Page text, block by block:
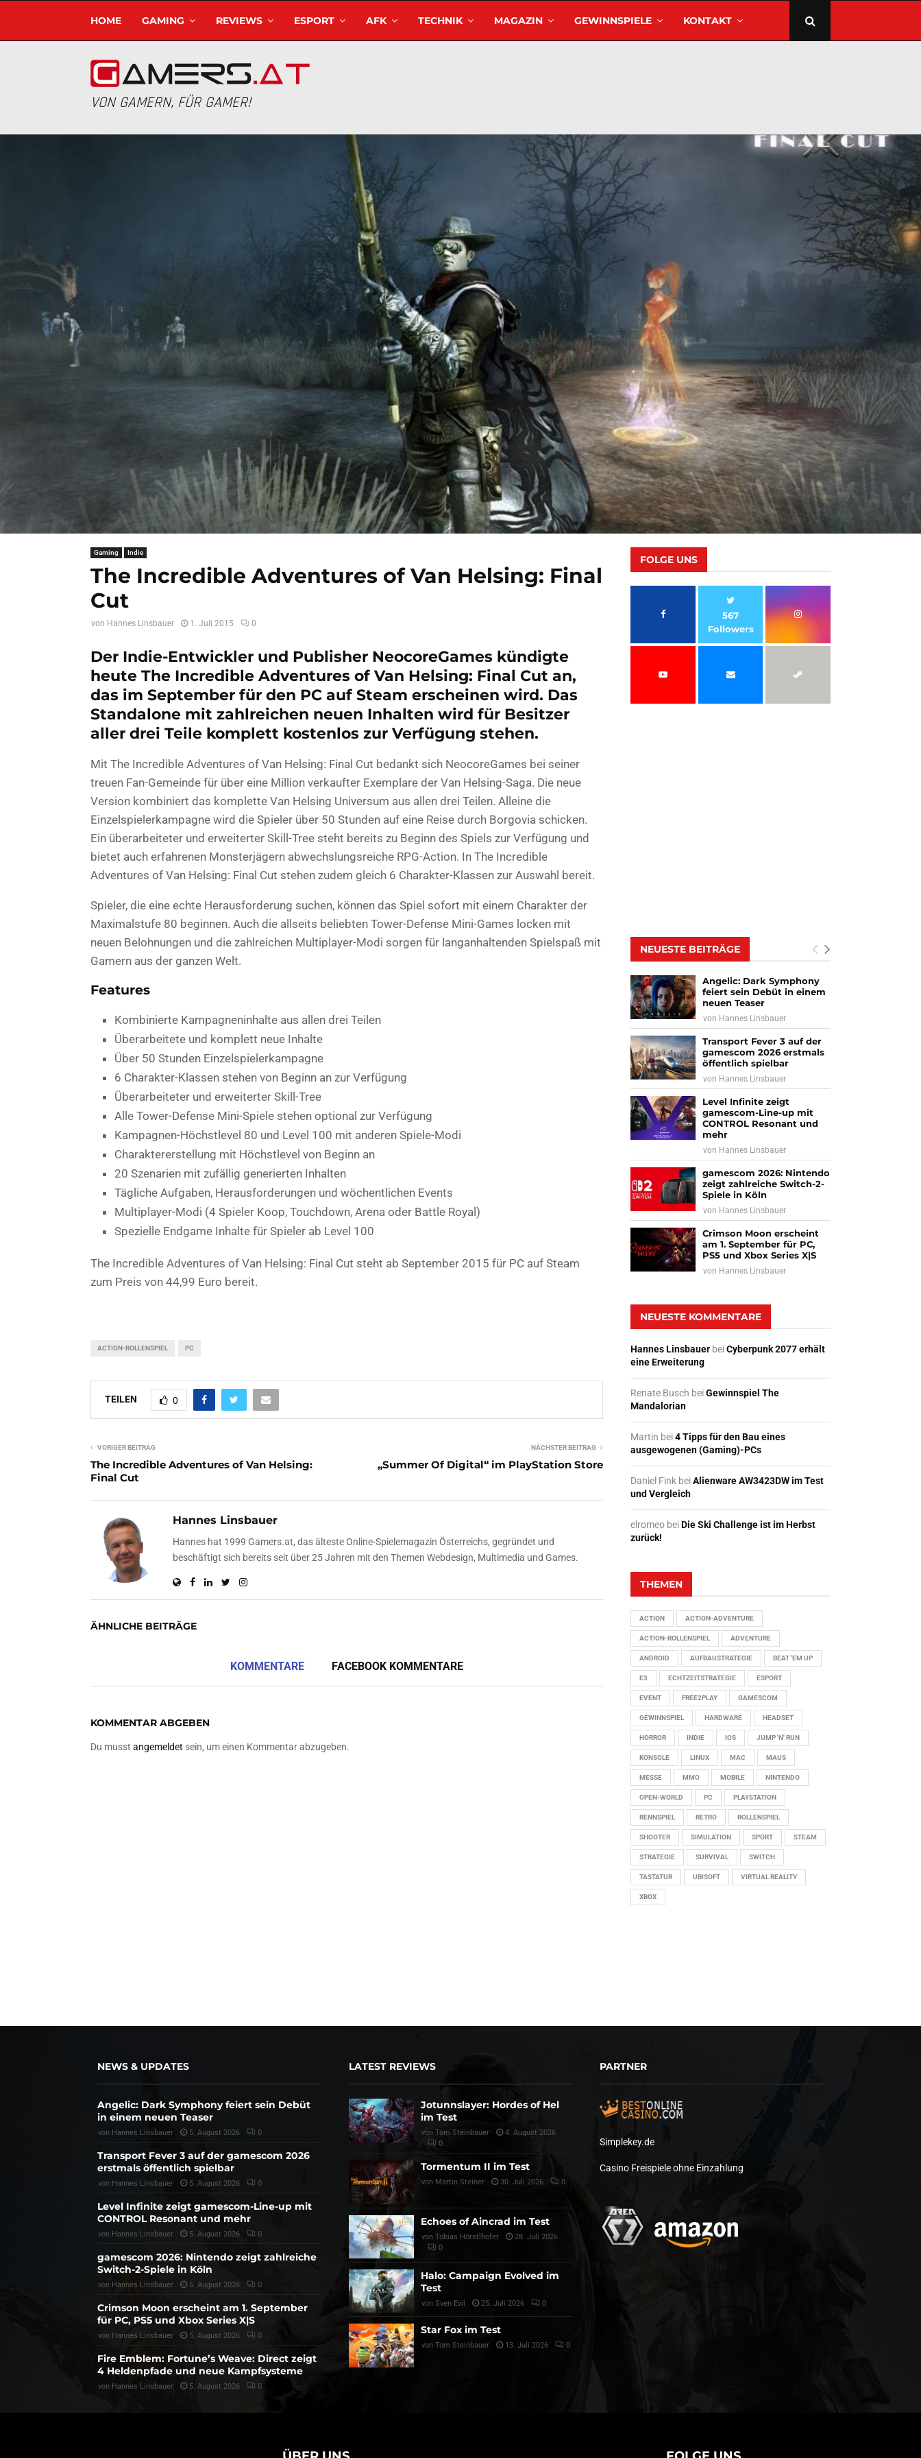
HOME GAMING REVIEWS ESPORT AFK TECHNIK MAGAZIN GEWINNSPIELE KONTAKT
VON GAMERN, FÜR GAMER!
Gaming Indie
The Incredible Adventures of Van Helsing: Final
Cut
von Hannes Linsbauer 1. Juli 2015 0
Der Indie-Entwickler und Publisher NeocoreGames kündigte
heute The Incredible Adventures of Van Helsing: Final Cut an,
das im September für den PC auf Steam erscheinen wird. Das
Standalone mit zahlreichen neuen Inhalten wird für Besitzer
aller drei Teile komplett kostenlos zur Verfügung stehen.
Mit The Incredible Adventures of Van Helsing: Final Cut bedankt sich NeocoreGames bei seiner
treuen Fan-Gemeinde für über eine Million verkaufter Exemplare der Van Helsing-Saga. Die neue
Version kombiniert das komplette Van Helsing Universum aus allen drei Teilen. Alleine die
Einzelspielerkampagne wird die Spieler über 50 Stunden auf eine Reise durch Borgovia schicken.
Ein überarbeiteter und erweiterter Skill-Tree steht bereits zu Beginn des Spiels zur Verfügung und
bietet auch erfahrenen Monsterjägern abwechslungsreiche RPG-Action. In The Incredible
Adventures of Van Helsing: Final Cut stehen zudem gleich 6 Charakter-Klassen zur Auswahl bereit.
Spieler, die eine echte Herausforderung suchen, können das Spiel sofort mit einem Charakter der
Maximalstufe 80 beginnen. Auch die allseits beliebten Tower-Defense Mini-Games locken mit
neuen Belohnungen und die zahlreichen Multiplayer-Modi sorgen für langanhaltenden Spielspaß mit
Gamern aus der ganzen Welt.
Features
Kombinierte Kampagneninhalte aus allen drei Teilen
Überarbeitete und komplett neue Inhalte
Über 50 Stunden Einzelspielerkampagne
6 Charakter-Klassen stehen von Beginn an zur Verfügung
Überarbeiteter und erweiterter Skill-Tree
Alle Tower-Defense Mini-Spiele stehen optional zur Verfügung
Kampagnen-Höchstlevel 80 und Level 100 mit anderen Spiele-Modi
Charaktererstellung mit Höchstlevel von Beginn an
20 Szenarien mit zufällig generierten Inhalten
Tägliche Aufgaben, Herausforderungen und wöchentlichen Events
Multiplayer-Modi (4 Spieler Koop, Touchdown, Arena oder Battle Royal)
Spezielle Endgame Inhalte für Spieler ab Level 100
The Incredible Adventures of Van Helsing: Final Cut steht ab September 2015 für PC auf Steam
zum Preis von 44,99 Euro bereit.
ACTION-ROLLENSPIEL PC
TEILEN 0
VORIGER BEITRAG
The Incredible Adventures of Van Helsing:
Final Cut
NÄCHSTER BEITRAG
„Summer Of Digital“ im PlayStation Store
Hannes Linsbauer
Hannes hat 1999 Gamers.at, das älteste Online-Spielemagazin Österreichs, gegründet und
beschäftigt sich bereits seit über 25 Jahren mit den Themen Webdesign, Multimedia und Games.
ÄHNLICHE BEITRÄGE
KOMMENTARE FACEBOOK KOMMENTARE
KOMMENTAR ABGEBEN
Du musst angemeldet sein, um einen Kommentar abzugeben.
FOLGE UNS
567
Followers
NEUESTE BEITRÄGE
Angelic: Dark Symphony
feiert sein Debüt in einem
neuen Teaser
von Hannes Linsbauer
Transport Fever 3 auf der
gamescom 2026 erstmals
öffentlich spielbar
von Hannes Linsbauer
Level Infinite zeigt
gamescom-Line-up mit
CONTROL Resonant und
mehr
von Hannes Linsbauer
gamescom 2026: Nintendo
zeigt zahlreiche Switch-2-
Spiele in Köln
von Hannes Linsbauer
Crimson Moon erscheint
am 1. September für PC,
PS5 und Xbox Series X|S
von Hannes Linsbauer
NEUESTE KOMMENTARE
Hannes Linsbauer beiCyberpunk 2077 erhält
eine Erweiterung
Renate Busch beiGewinnspiel The
Mandalorian
Martin bei4 Tipps für den Bau eines
ausgewogenen (Gaming)-PCs
Daniel Fink beiAlienware AW3423DW im Test
und Vergleich
elromeo beiDie Ski Challenge ist im Herbst
zurück!
THEMEN
ACTION ACTION-ADVENTURE
ACTION-ROLLENSPIEL ADVENTURE
ANDROID AUFBAUSTRATEGIE BEAT 'EM UP
E3 ECHTZEITSTRATEGIE ESPORT
EVENT FREE2PLAY GAMESCOM
GEWINNSPIEL HARDWARE HEADSET
HORROR INDIE IOS JUMP 'N' RUN
KONSOLE LINUX MAC MAUS
MESSE MMO MOBILE NINTENDO
OPEN-WORLD PC PLAYSTATION
RENNSPIEL RETRO ROLLENSPIEL
SHOOTER SIMULATION SPORT STEAM
STRATEGIE SURVIVAL SWITCH
TASTATUR UBISOFT VIRTUAL REALITY
XBOX
NEWS & UPDATES
Angelic: Dark Symphony feiert sein Debüt
in einem neuen Teaser
von Hannes Linsbauer 5. August 2026 0
Transport Fever 3 auf der gamescom 2026
erstmals öffentlich spielbar
von Hannes Linsbauer 5. August 2026 0
Level Infinite zeigt gamescom-Line-up mit
CONTROL Resonant und mehr
von Hannes Linsbauer 5. August 2026 0
gamescom 2026: Nintendo zeigt zahlreiche
Switch-2-Spiele in Köln
von Hannes Linsbauer 5. August 2026 0
Crimson Moon erscheint am 1. September
für PC, PS5 und Xbox Series X|S
von Hannes Linsbauer 5. August 2026 0
Fire Emblem: Fortune’s Weave: Direct zeigt
4 Heldenpfade und neue Kampfsysteme
von Hannes Linsbauer 5. August 2026 0
LATEST REVIEWS
Jotunnslayer: Hordes of Hel
im Test
von Tom Steinbauer
4. August 2026
0
Tormentum II im Test
von Martin Steiner 30. Juli 2026 0
Echoes of Aincrad im Test
von Tobias Hörstlhofer
28. Juli 2026
0
Halo: Campaign Evolved im
Test
von Sven Evil 25. Juli 2026 0
Star Fox im Test
von Tom Steinbauer 13. Juli 2026 0
PARTNER
Simplekey.de
Casino Freispiele ohne Einzahlung